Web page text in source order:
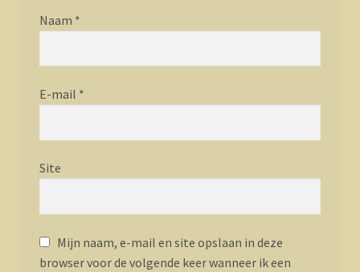
Naam *
E-mail *
Site
Mijn naam, e-mail en site opslaan in deze
browser voor de volgende keer wanneer ik een